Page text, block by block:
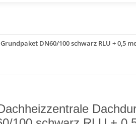
DN60/100 schwarz RLU + 0,5